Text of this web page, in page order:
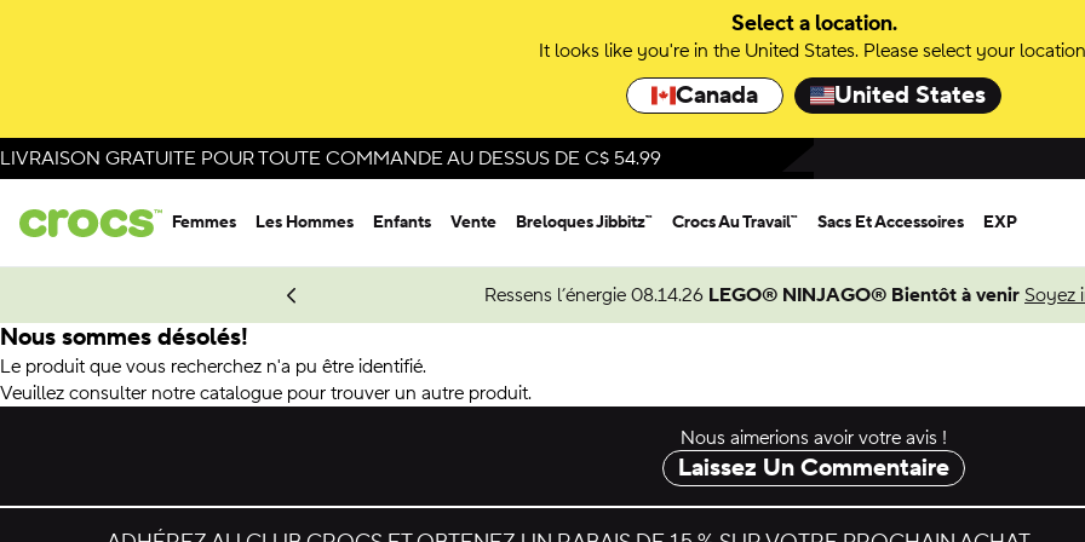
Select a location.
It looks like you're in the United States. Please select your
Canada United States
LIVRAISON GRATUITE POUR TOUTE COMMANDE AU DESSUS DE C$ 54.99
Femmes Les Hommes Enfants Vente Breloques Jibbitz™ Crocs Au Travail™ Sacs Et Accessoires EXP
Ressens l’énergie 08.14.26 LEGO® NINJAGO® Bientôt à venir Soyez
Magasinez Spider-Man
Nous sommes désolés!
Le produit que vous recherchez n'a pu être identifié.
Veuillez consulter notre catalogue pour trouver un autre produit.
Nous aimerions avoir votre avis !
Laissez Un Commentaire